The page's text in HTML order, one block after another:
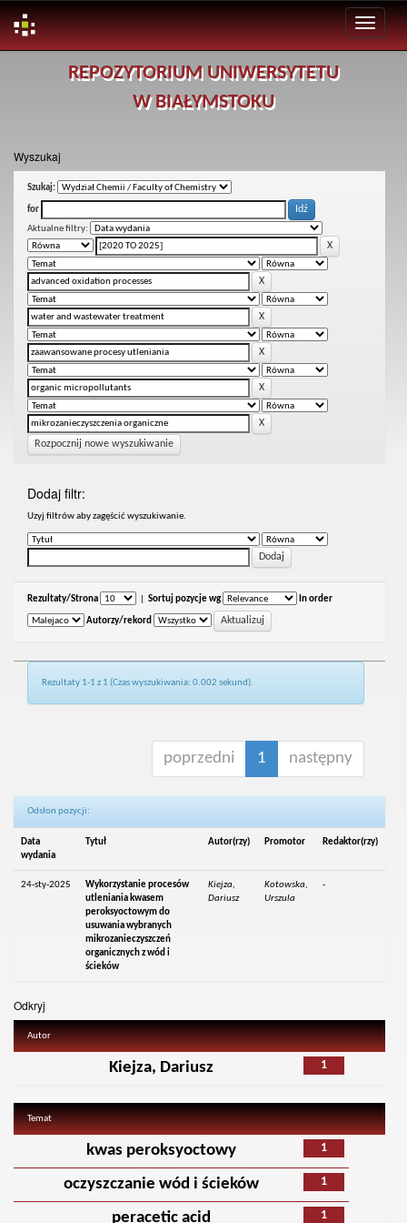
REPOZYTORIUM UNIWERSYTETU
W BIAŁYMSTOKU
Wyszukaj
Szukaj:
for
Aktualne filtry:
Rozpocznij nowe wyszukiwanie
Dodaj filtr:
Uzyj filtrów aby zagęścić wyszukiwanie.
Rezultaty/Strona Sortuj pozycje wg In order
Autorzy/rekord
Rezultaty 1-1 z 1 (Czas wyszukiwania: 0.002 sekund).
poprzedni 1 następny
Odsłon pozycji:
Data
wydania
Tytuł Autor(rzy) Promotor Redaktor(rzy)
24-sty-2025
Wykorzystanie procesów
utleniania kwasem
peroksyoctowym do
usuwania wybranych
mikrozanieczyszczeń
organicznych z wód i
ścieków
Kiejza,
Dariusz
Kotowska,
Urszula
-
Odkryj
Autor
1
Kiejza, Dariusz
Temat
1
kwas peroksyoctowy
1
oczyszczanie wód i ścieków
1
peracetic acid